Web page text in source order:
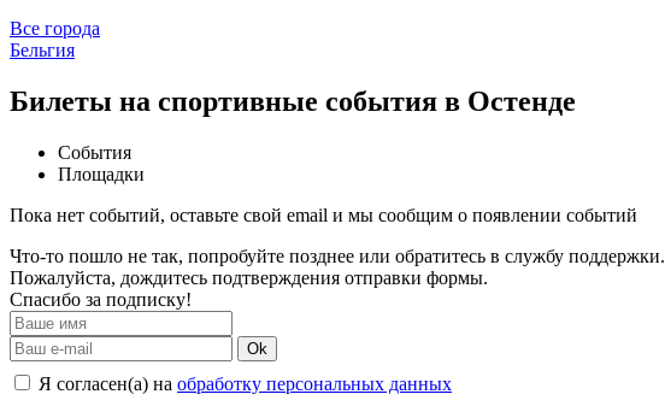
Все города
Бельгия
Билеты на спортивные события в Остенде
События
Площадки
Пока нет событий, оставьте свой email и мы сообщим о появлении событий
Что-то пошло не так, попробуйте позднее или обратитесь в службу поддержки.
Пожалуйста, дождитесь подтверждения отправки формы.
Спасибо за подписку!
Ok
Я согласен(а) на обработку персональных данных